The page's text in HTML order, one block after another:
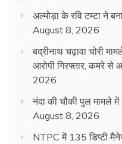
अल्मोड़ा के रवि टम्टा ने
August 8, 2026
बद्रीनाथ चढ़ावा चोरी
आरोपी गिरफ्तार, कमरे
2026
नंदा की चौकी पुल मामले
August 8, 2026
NTPC में 135 डिप्टी